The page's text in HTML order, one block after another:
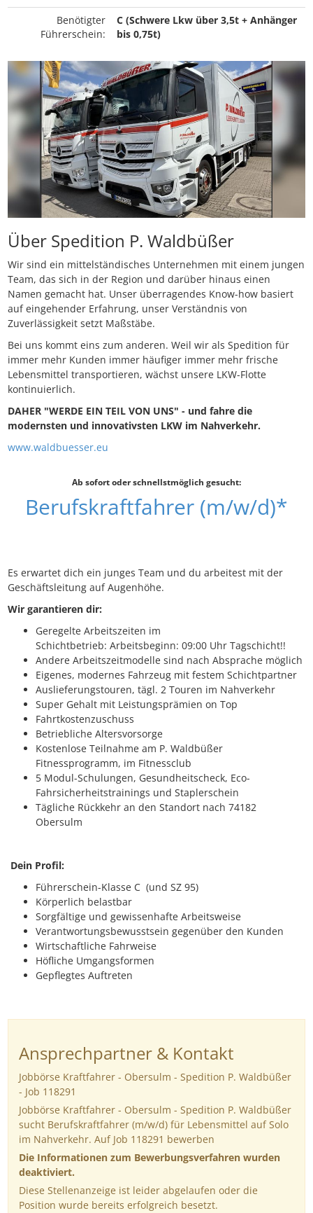
Benötigter
Führerschein:
C (Schwere Lkw über 3,5t + Anhänger
bis 0,75t)
Über Spedition P. Waldbüßer
Wir sind ein mittelständisches Unternehmen mit einem jungen
Team, das sich in der Region und darüber hinaus einen
Namen gemacht hat. Unser überragendes Know-how basiert
auf eingehender Erfahrung, unser Verständnis von
Zuverlässigkeit setzt Maßstäbe.
Bei uns kommt eins zum anderen. Weil wir als Spedition für
immer mehr Kunden immer häufiger immer mehr frische
Lebensmittel transportieren, wächst unsere LKW-Flotte
kontinuierlich.
DAHER "WERDE EIN TEIL VON UNS" - und fahre die
modernsten und innovativsten LKW im Nahverkehr.
www.waldbuesser.eu
Ab sofort oder schnellstmöglich gesucht:
Berufskraftfahrer (m/w/d)*
Es erwartet dich ein junges Team und du arbeitest mit der
Geschäftsleitung auf Augenhöhe.
Wir garantieren dir:
Geregelte Arbeitszeiten im
Schichtbetrieb: Arbeitsbeginn: 09:00 Uhr Tagschicht!!
Andere Arbeitszeitmodelle sind nach Absprache möglich
Eigenes, modernes Fahrzeug mit festem Schichtpartner
Auslieferungstouren, tägl. 2 Touren im Nahverkehr
Super Gehalt mit Leistungsprämien on Top
Fahrtkostenzuschuss
Betriebliche Altersvorsorge
Kostenlose Teilnahme am P. Waldbüßer
Fitnessprogramm, im Fitnessclub
5 Modul-Schulungen, Gesundheitscheck, Eco-
Fahrsicherheitstrainings und Staplerschein
Tägliche Rückkehr an den Standort nach 74182
Obersulm
Dein Profil:
Führerschein-Klasse C (und SZ 95)
Körperlich belastbar
Sorgfältige und gewissenhafte Arbeitsweise
Verantwortungsbewusstsein gegenüber den Kunden
Wirtschaftliche Fahrweise
Höfliche Umgangsformen
Gepflegtes Auftreten
Ansprechpartner & Kontakt
Jobbörse Kraftfahrer - Obersulm - Spedition P. Waldbüßer
- Job 118291
Jobbörse Kraftfahrer - Obersulm - Spedition P. Waldbüßer
sucht Berufskraftfahrer (m/w/d) für Lebensmittel auf Solo
im Nahverkehr. Auf Job 118291 bewerben
Die Informationen zum Bewerbungsverfahren wurden
deaktiviert.
Diese Stellenanzeige ist leider abgelaufen oder die
Position wurde bereits erfolgreich besetzt.